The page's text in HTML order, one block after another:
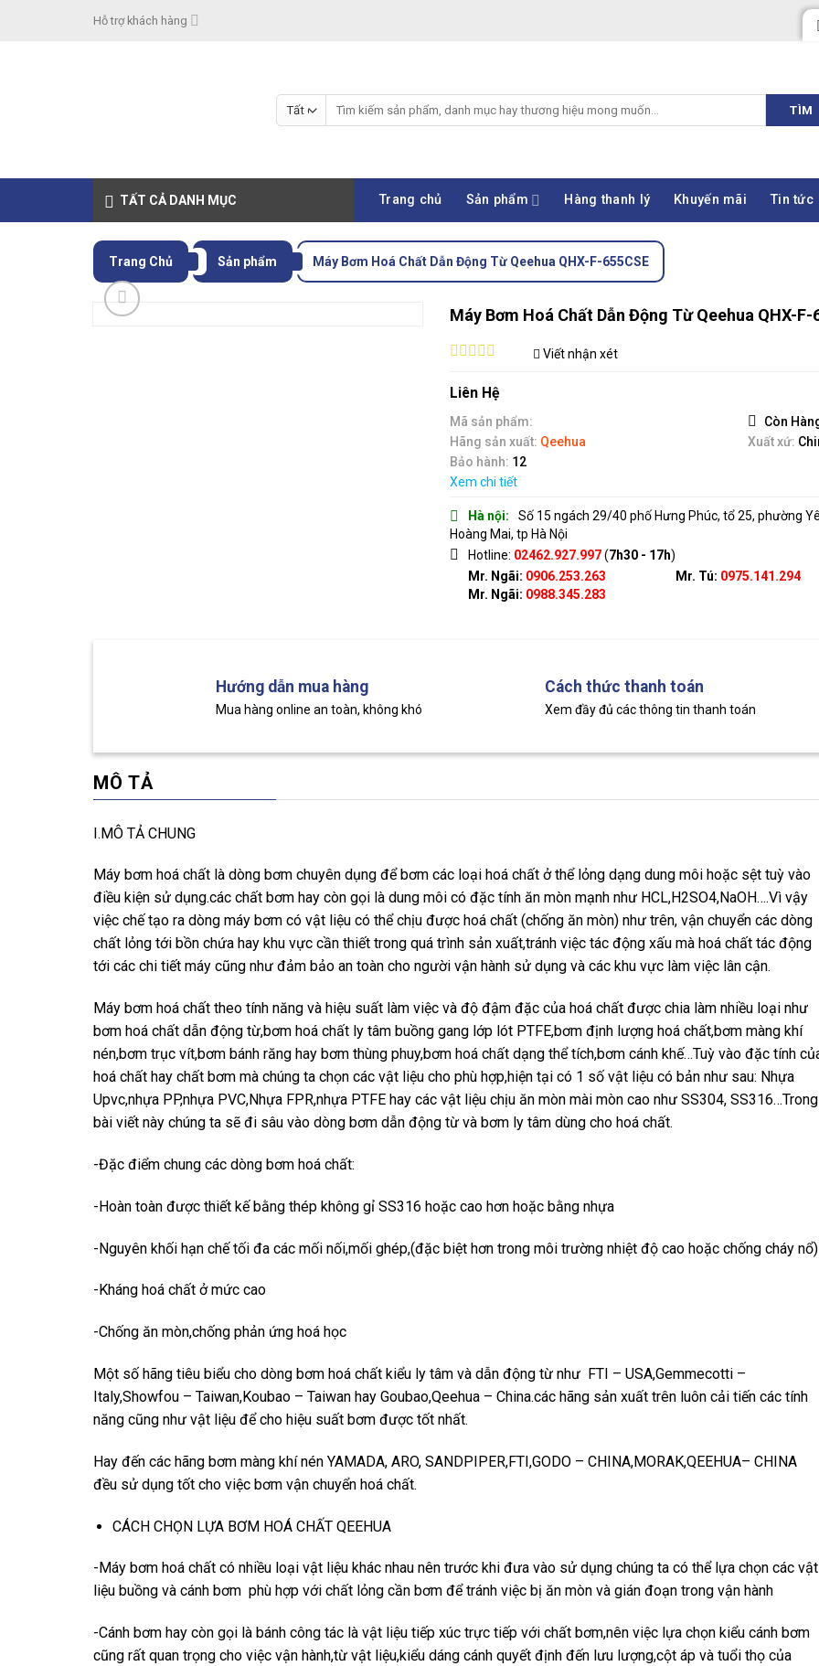
Hỗ trợ khách hàng
kiếm:
TÌM
TẤT CẢ DANH MỤC Trang chủ Sản phẩm Hàng thanh lý Khuyến mãi Tin tức
Trang Chủ Sản phẩm Máy Bơm Hoá Chất Dẫn Động Từ Qeehua QHX-F-655CSE
Máy Bơm Hoá Chất Dẫn Động Từ Qeehua QHX-F-
out
of
5
Viết nhận xét
Liên Hệ
Mã sản phẩm:
Còn
Hãng sản xuất: Qeehua Xuất xứ:
Bảo hành: 12
Xem chi tiết
Hà nội:
Số 15 ngách 29/40 phố Hưng Phúc, tổ 25, phường
Hoàng Mai, tp Hà Nội
Hotline: 02462.927.997(7h30 - 17h)
Mr. Ngãi: 0906.253.263
Mr. Ngãi: 0988.345.283
Mr. Tú: 0975.141.294
Hướng dẫn mua hàng
Mua hàng online an toàn, không khó
Cách thức thanh toán
Xem đầy đủ các thông tin thanh toán
MÔ TẢ
I.MÔ TẢ CHUNG
Máy bơm hoá chất là dòng bơm chuyên dụng để bơm các loại hoá chất ở thể lỏng dạng dung môi hoặc sệt tuỳ vào
điều kiện sử dụng.các chất bơm hay còn gọi là dung môi có đặc tính ăn mòn mạnh như HCL,H2SO4,NaOH….Vì vậy
việc chế tạo ra dòng máy bơm có vật liệu có thể chịu được hoá chất (chống ăn mòn) như trên, vận chuyển các dòng
chất lỏng tới bồn chứa hay khu vực cần thiết trong quá trình sản xuất,tránh việc tác động xấu mà hoá chất tác động
tới các chi tiết máy cũng như đảm bảo an toàn cho người vận hành sử dụng và các khu vực làm việc lân cận.
Máy bơm hoá chất theo tính năng và hiệu suất làm việc và độ đậm đặc của hoá chất được chia làm nhiều loại như
bơm hoá chất dẫn động từ,bơm hoá chất ly tâm buồng gang lớp lót PTFE,bơm định lượng hoá chất,bơm màng khí
nén,bơm trục vít,bơm bánh răng hay bơm thùng phuy,bơm hoá chất dạng thể tích,bơm cánh khế…Tuỳ vào đặc tính
hoá chất hay chất bơm mà chúng ta chọn các vật liệu cho phù hợp,hiện tại có 1 số vật liệu có bản như sau: Nhựa
Upvc,nhựa PP,nhựa PVC,Nhựa FPR,nhựa PTFE hay các vật liệu chịu ăn mòn mài mòn cao như SS304, SS316…Trong
bài viết này chúng ta sẽ đi sâu vào dòng bơm dẫn động từ và bơm ly tâm dùng cho hoá chất.
-Đặc điểm chung các dòng bơm hoá chất:
-Hoàn toàn được thiết kế bằng thép không gỉ SS316 hoặc cao hơn hoặc bằng nhựa
-Nguyên khối hạn chế tối đa các mối nối,mối ghép,(đặc biệt hơn trong môi trường nhiệt độ cao hoặc chống cháy nổ)
-Kháng hoá chất ở mức cao
-Chống ăn mòn,chống phản ứng hoá học
Một số hãng tiêu biểu cho dòng bơm hoá chất kiểu ly tâm và dẫn động từ như FTI – USA,Gemmecotti –
Italy,Showfou – Taiwan,Koubao – Taiwan hay Goubao,Qeehua – China.các hãng sản xuất trên luôn cải tiến các tính
năng cũng như vật liệu để cho hiệu suất bơm được tốt nhất.
Hay đến các hãng bơm màng khí nén YAMADA, ARO, SANDPIPER,FTI,GODO – CHINA,MORAK,QEEHUA– CHINA
đều sử dụng tốt cho việc bơm vận chuyển hoá chất.
CÁCH CHỌN LỰA BƠM HOÁ CHẤT QEEHUA
-Máy bơm hoá chất có nhiều loại vật liệu khác nhau nên trước khi đưa vào sử dụng chúng ta có thể lựa chọn các vật
liệu buồng và cánh bơm phù hợp với chất lỏng cần bơm để tránh việc bị ăn mòn và gián đoạn trong vận hành
-Cánh bơm hay còn gọi là bánh công tác là vật liệu tiếp xúc trực tiếp với chất bơm,nên việc lựa chọn kiểu cánh bơm
cũng rất quan trọng cho việc vận hành,từ vật liệu,kiểu dáng cánh quyết định đến lưu lượng,cột áp và tuổi thọ của